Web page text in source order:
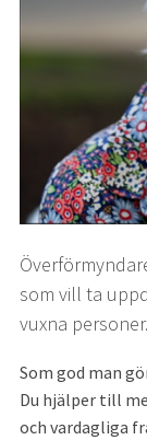
som vill ta
vuxna personer.
Som god man
Du hjälper till
och vardagliga